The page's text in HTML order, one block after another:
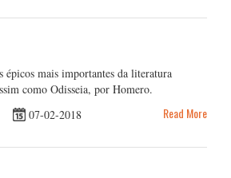
épicos mais importantes da literatura
como Odisseia, por Homero.
07-02-2018 Read More